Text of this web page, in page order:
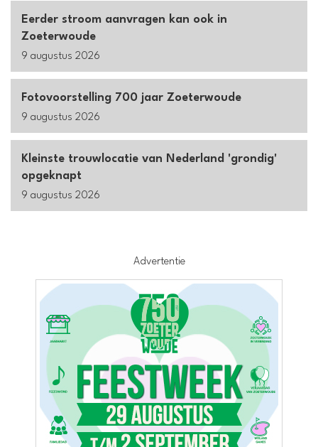
Eerder stroom aanvragen kan ook in
Zoeterwoude
9 augustus 2026
Fotovoorstelling 700 jaar Zoeterwoude
9 augustus 2026
Kleinste trouwlocatie van Nederland 'grondig'
opgeknapt
9 augustus 2026
Advertentie